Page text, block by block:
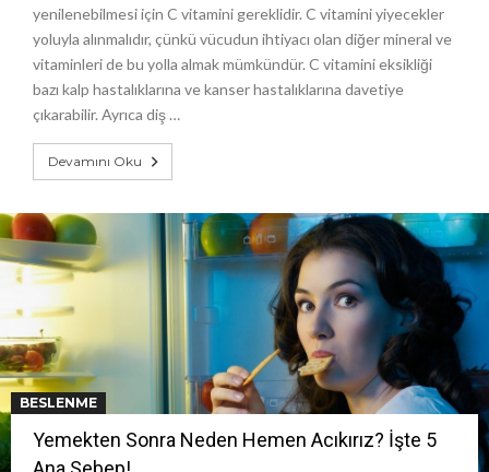
yenilenebilmesi için C vitamini gereklidir. C vitamini yiyecekler
yoluyla alınmalıdır, çünkü vücudun ihtiyacı olan diğer mineral ve
vitaminleri de bu yolla almak mümkündür. C vitamini eksikliği
bazı kalp hastalıklarına ve kanser hastalıklarına davetiye
çıkarabilir. Ayrıca diş …
Devamını Oku
BESLENME
Yemekten Sonra Neden Hemen Acıkırız? İşte 5